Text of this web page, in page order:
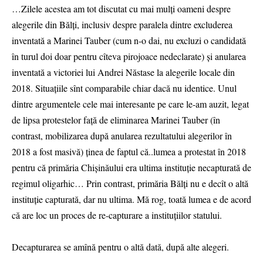
…Zilele acestea am tot discutat cu mai mulți oameni despre
alegerile din Bălți, inclusiv despre paralela dintre excluderea
inventată a Marinei Tauber (cum n-o dai, nu excluzi o candidată
în turul doi doar pentru cîteva pirojoace nedeclarate) și anularea
inventată a victoriei lui Andrei Năstase la alegerile locale din
2018. Situațiile sînt comparabile chiar dacă nu identice. Unul
dintre argumentele cele mai interesante pe care le-am auzit, legat
de lipsa protestelor față de eliminarea Marinei Tauber (în
contrast, mobilizarea după anularea rezultatului alegerilor în
2018 a fost masivă) ținea de faptul că..lumea a protestat în 2018
pentru că primăria Chișinăului era ultima instituție necapturată de
regimul oligarhic… Prin contrast, primăria Bălți nu e decît o altă
instituție capturată, dar nu ultima. Mă rog, toată lumea e de acord
că are loc un proces de re-capturare a instituțiilor statului.
Decapturarea se amînă pentru o altă dată, după alte alegeri.